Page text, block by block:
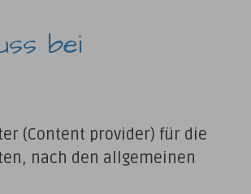
bei
(Content provider) für die
nach den allgemeinen